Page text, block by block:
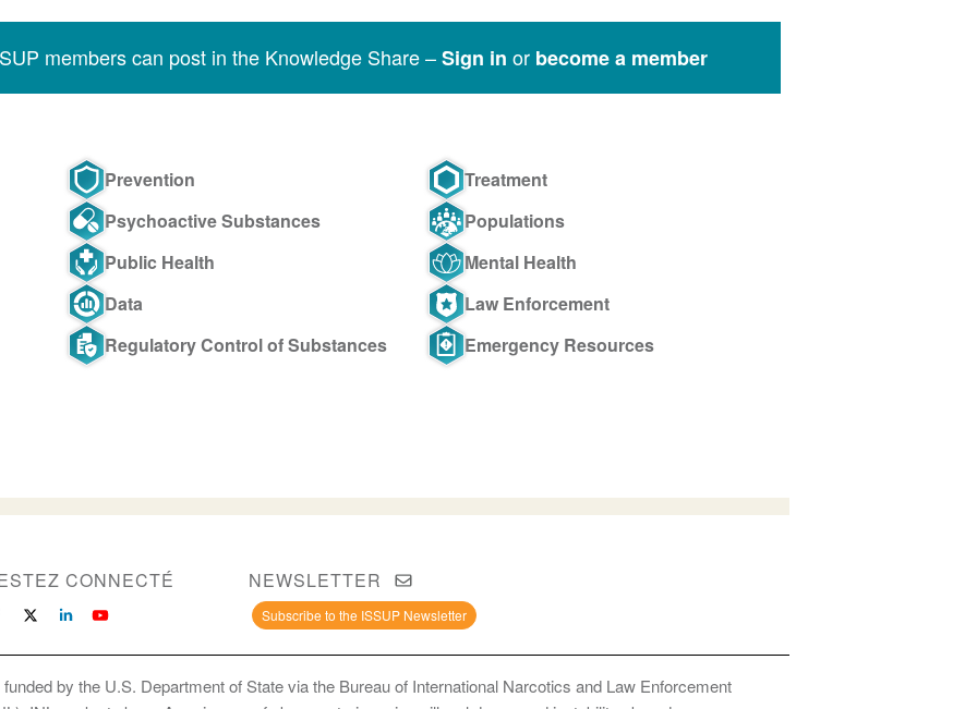
members can post in the Knowledge Share –Sign in or become a member
Prevention
Treatment
Psychoactive Substances
Populations
Public Health
Mental Health
Data
Law Enforcement
Regulatory Control of Substances
Emergency Resources
CONNECTÉ NEWSLETTER
Subscribe to the ISSUP Newsletter
by the U.S. Department of State via the Bureau of International Narcotics and Law Enforcement